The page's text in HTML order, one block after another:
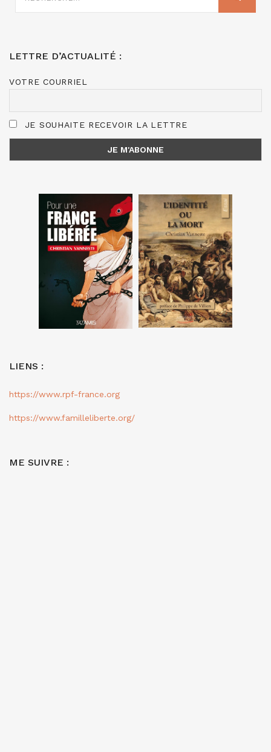
LETTRE D’ACTUALITÉ :
VOTRE COURRIEL
JE SOUHAITE RECEVOIR LA LETTRE
LIENS :
https://www.rpf-france.org
https://www.familleliberte.org/
ME SUIVRE :